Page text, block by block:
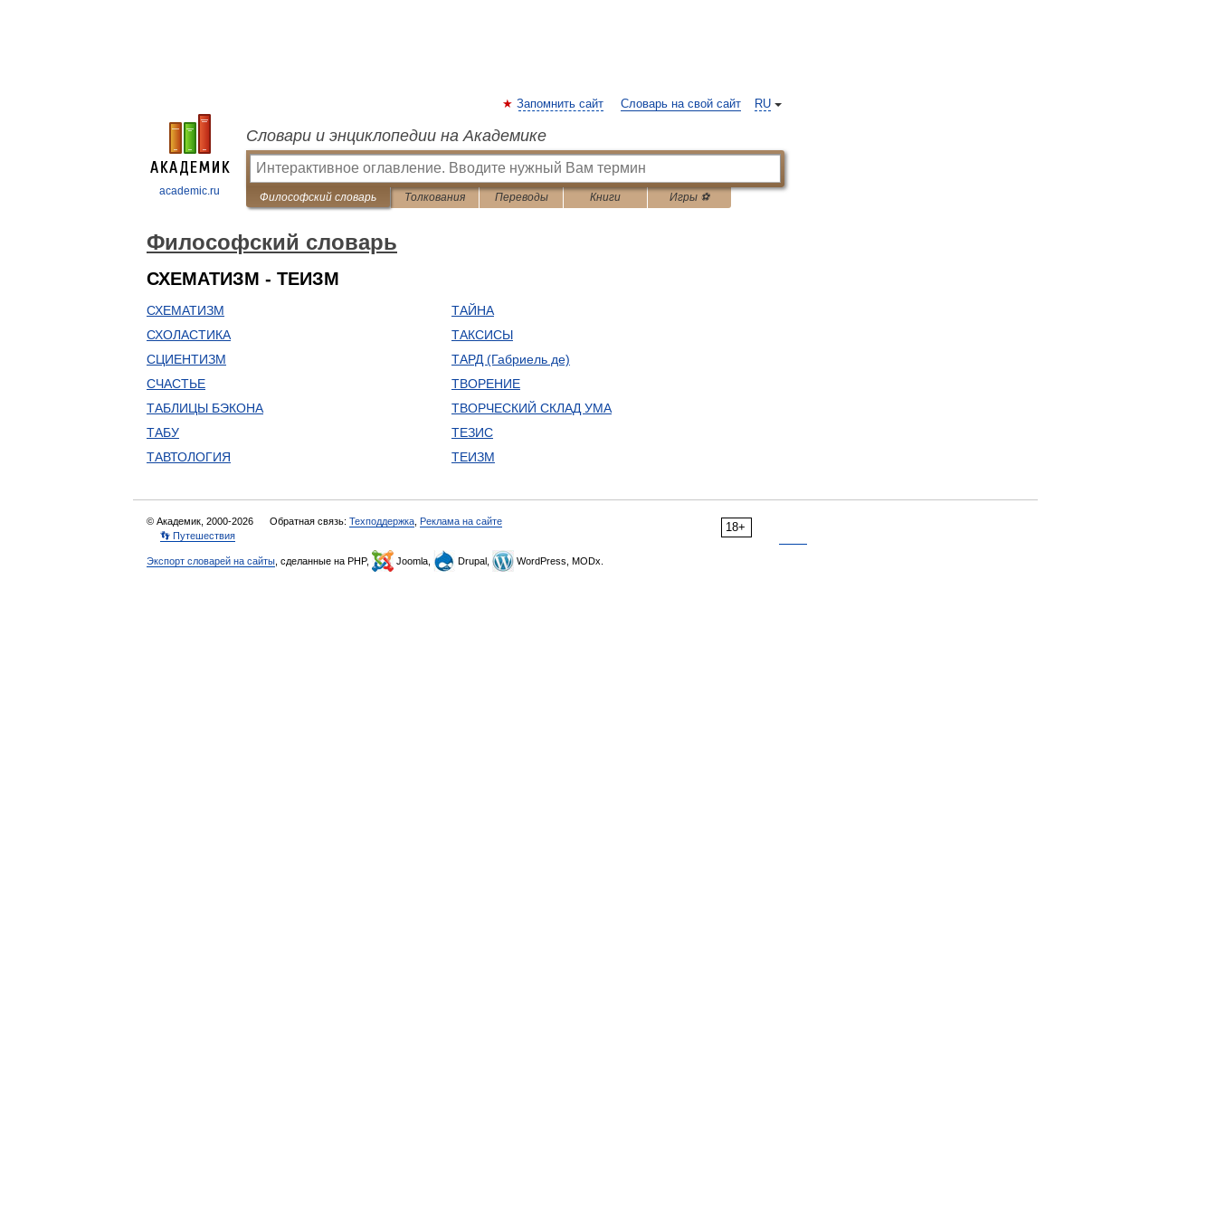
academic.ru
RU
Запомнить сайт Словарь на свой сайт
Словари и энциклопедии на Академике
Философский словарь Толкования Переводы Книги Игры ⚽
Философский словарь
СХЕМАТИЗМ - ТЕИЗМ
СХЕМАТИЗМ
СХОЛАСТИКА
СЦИЕНТИЗМ
СЧАСТЬЕ
ТАБЛИЦЫ БЭКОНА
ТАБУ
ТАВТОЛОГИЯ
ТАЙНА
ТАКСИСЫ
ТАРД (Габриель де)
ТВОРЕНИЕ
ТВОРЧЕСКИЙ СКЛАД УМА
ТЕЗИС
ТЕИЗМ
18+
© Академик, 2000-2026 Обратная связь: Техподдержка Реклама на сайте
👣 Путешествия
Экспорт словарей на сайты , сделанные на PHP, Joomla, Drupal, WordPress, MODx.